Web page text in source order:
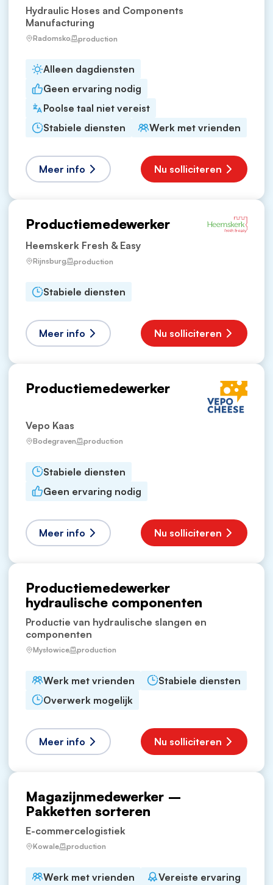
Hydraulic Hoses and Components
Manufacturing
Radomsko production
Alleen dagdiensten
Geen ervaring nodig
Poolse taal niet vereist
Stabiele diensten
Werk met vrienden
Meer info Nu solliciteren
Productiemedewerker
Heemskerk Fresh & Easy
Rijnsburg production
Stabiele diensten
Meer info Nu solliciteren
Productiemedewerker
Vepo Kaas
Bodegraven production
Stabiele diensten
Geen ervaring nodig
Meer info Nu solliciteren
Productiemedewerker
hydraulische componenten
Productie van hydraulische slangen en
componenten
Mysłowice production
Werk met vrienden
Stabiele diensten
Overwerk mogelijk
Meer info Nu solliciteren
Magazijnmedewerker –
Pakketten sorteren
E-commercelogistiek
Kowale production
Werk met vrienden Vereiste ervaring